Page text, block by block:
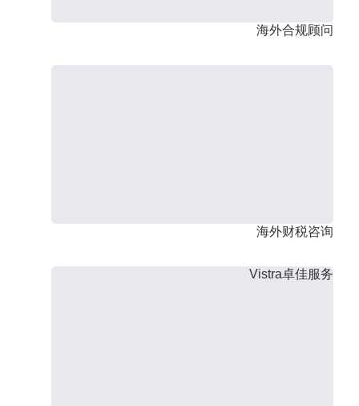
海外合规顾问
海外财税咨询
Vistra卓佳服务